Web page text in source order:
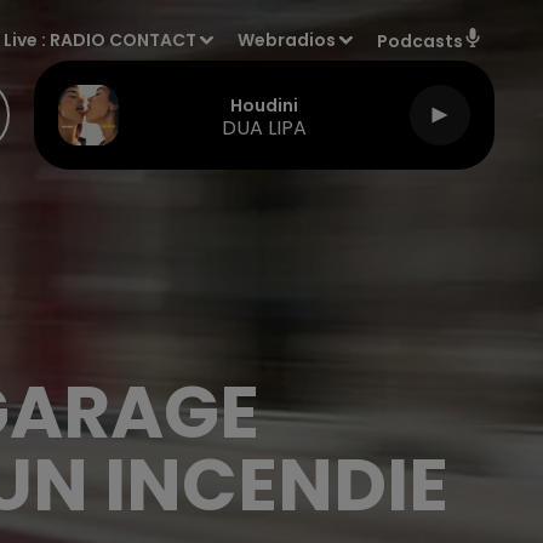
Live : RADIO CONTACT Webradios Podcasts
Houdini
DUA LIPA
INCENDIE